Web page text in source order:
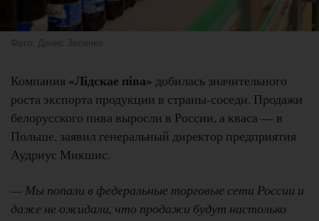
Фото: Денис Зеленко
Компания «Лідскае піва» добилась значительного
роста экспорта продукции в страны-соседи. Продажи
белорусского пива выросли в России, а кваса — в
Польше, заявил генеральный директор предприятия
Аудриус Микшис.
— Мы попали в федеральные торговые сети России и
даже не ожидали, что продажи будут настолько